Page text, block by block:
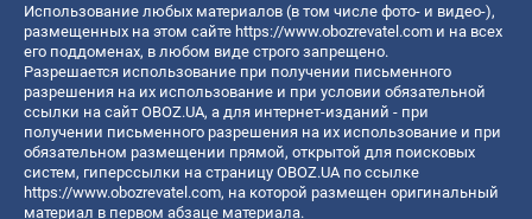
Использование любых материалов (в том числе фото- и видео-),
размещенных на этом сайте https://www.obozrevatel.com и на всех
его поддоменах, в любом виде строго запрещено.
Разрешается использование при получении письменного
разрешения на их использование и при условии обязательной
ссылки на сайт OBOZ.UA, а для интернет-изданий - при
получении письменного разрешения на их использование и при
обязательном размещении прямой, открытой для поисковых
систем, гиперссылки на страницу OBOZ.UA по ссылке
https://www.obozrevatel.com, на которой размещен оригинальный
материал в первом абзаце материала.